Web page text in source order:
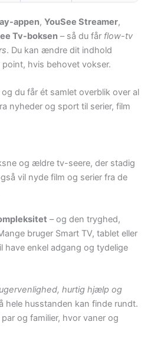
appen, YouSee Streamer,
Tv-boksen – så du får flow-tv
. Du kan ændre dit indhold
hvis behovet vokser.
du får ét samlet overblik over al
nyheder og sport til serier, film
og ældre tv-seere, der stadig
vil nyde film og serier fra de
– og den tryghed,
bruger Smart TV, tablet eller
have enkel adgang og tydelige
hurtig hjælp og
hele husstanden kan finde rundt.
og familier, hvor vaner og